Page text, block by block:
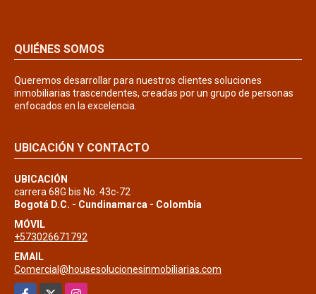
QUIÉNES SOMOS
Queremos desarrollar para nuestros clientes soluciones
inmobiliarias trascendentes, creadas por un grupo de personas
enfocados en la excelencia.
UBICACIÓN
carrera 68G bis No. 43c-72
Bogotá D.C. - Cundinamarca - Colombia
MÓVIL
+573026671792
EMAIL
Comercial@housesolucionesinmobiliarias.com